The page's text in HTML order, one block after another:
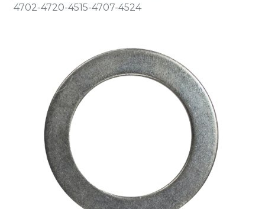
4702-4720-4515-4707-4524